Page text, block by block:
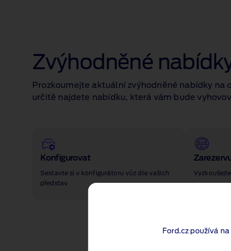
Ford.cz používá
Zvýhodněné
Prozkoumejte aktuální zvýhodněné nabídky na
určitě najdete nabídku, která vám bude
Konfigurovat
Sestavte si v konfigurátoru vůz dle vašich
představ